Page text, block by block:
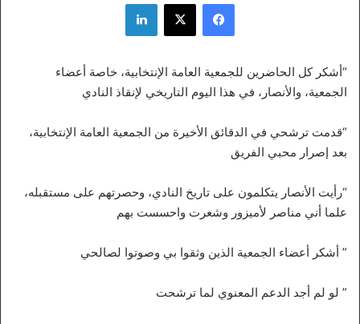
فيسبوك ‫X لينكدإن
“أشكر كل الحاضرين للجمعية العامة الإنتخابية، خاصة أعضاء
الجمعية، والأنصار، في هذا اليوم التاريخي لإنقاذ النادي
“قدمت ترشحي في الدقائق الأخيرة من الجمعية العامة الإنتخابية،
بعد إصرار محبي الفريق
“رأيت الأنصار يتكلمون على تاريخ النادي، وحصرتهم على مستقبله،
علما أني مناصر لأميزور وشعرت واحسست بهم
” أشكر أعضاء الجمعية الذين وثقوا بي وصوتوا لصالحي
” لو لم أجد الدعم المعنوي لما ترشحت